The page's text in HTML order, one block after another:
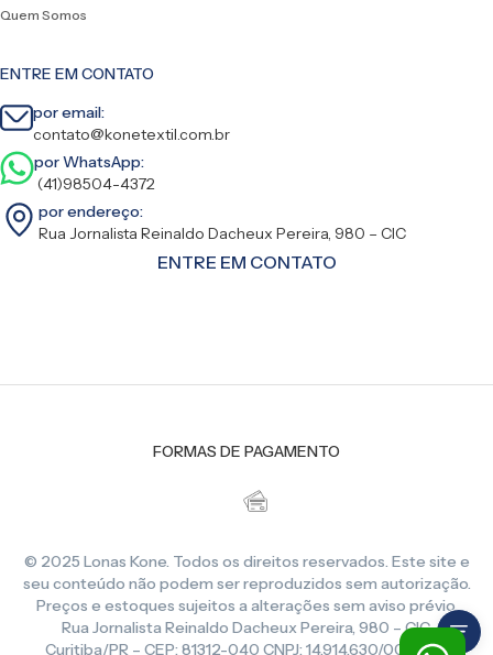
Quem Somos
ENTRE EM CONTATO
por email:
contato@konetextil.com.br
por WhatsApp:
(41)98504-4372
por endereço:
Rua Jornalista Reinaldo Dacheux Pereira, 980 – CIC
ENTRE EM CONTATO
FORMAS DE PAGAMENTO
© 2025 Lonas Kone. Todos os direitos reservados. Este site e
seu conteúdo não podem ser reproduzidos sem autorização.
Preços e estoques sujeitos a alterações sem aviso prévio.
Rua Jornalista Reinaldo Dacheux Pereira, 980 – CIC,
Curitiba/PR – CEP: 81312-040 CNPJ: 14.914.630/0001-86